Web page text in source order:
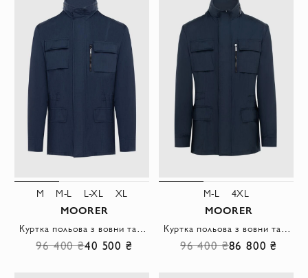
M M-L L-XL XL
MOORER
96 400 ₴40 500 ₴
M-L 4XL
MOORER
96 400 ₴86 800 ₴